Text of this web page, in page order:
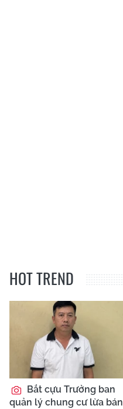
HOT TREND
Bắt cựu Trưởng ban
quản lý chung cư lừa bán